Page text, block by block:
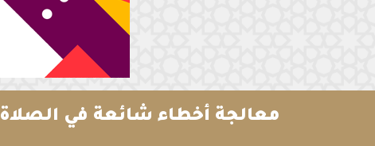
معالجة أخطاء شائعة في الصلاة